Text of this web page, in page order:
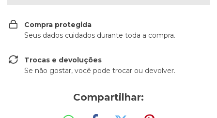
Compra protegida
Seus dados cuidados durante toda a compra.
Trocas e devoluções
Se não gostar, você pode trocar ou devolver.
Compartilhar: